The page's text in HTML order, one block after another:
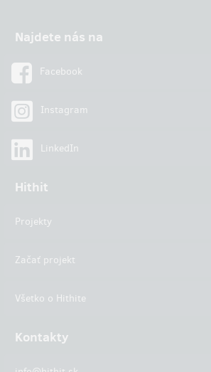
Najdete nás na
Facebook
Instagram
LinkedIn
Hithit
Projekty
Začať projekt
Všetko o Hithite
Kontakty